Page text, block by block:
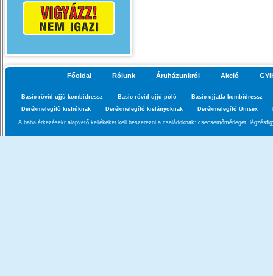
Főoldal - Rólunk - Áruházunkról - Akció -
Basic rövid ujjú kombidressz Basic rövid ujjú póló
Basic ujjatla kombidressz
Derékmelegítő kisfiúknak
Derékmelegítő kislányoknak Derékmelegítő Unisex
A baba érkezésekr alapvető kellékeket kell beszerezni a családoknak: csecsemőmérleget,